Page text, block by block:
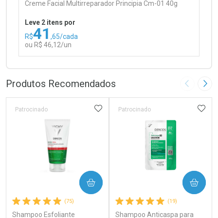
Creme Facial Multirreparador Principia Cm-01 40g
Leve 2 itens por
R$41 ,65/cada
ou R$ 46,12/un
Laboratório
Ativar Desconto
Comprar sem Desconto
Por R$ 46,12/cada
Por Menos
Comprar sem Desconto
Por R$ 46,12/cada
Produtos Recomendados Imagem
(75)
Shampoo Esfoliante
Patrocinado ADICIONAR AOS FAVORITOS
COMPRAR
(19)
Shampoo Anticaspa para
Patrocinado
COMPRAR